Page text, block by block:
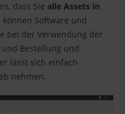
dass Sie alle Assets in
können Software und
bei der Verwendung der
Bestellung und
lässt sich einfach
nehmen.